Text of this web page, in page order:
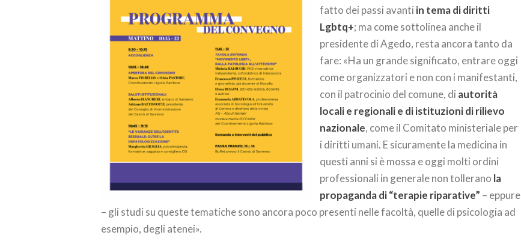
fatto dei passi avanti in tema di diritti
Lgbtq+; ma come sottolinea anche il
presidente di Agedo, resta ancora tanto da
fare: «Ha un grande significato, entrare oggi
come organizzatori e non con i manifestanti,
con il patrocinio del comune, di autorità
locali e regionali e di istituzioni di rilievo
nazionale, come il Comitato ministeriale per
i diritti umani. E sicuramente la medicina in
questi anni si è mossa e oggi molti ordini
professionali in generale non tollerano la
propaganda di “terapie riparative” – eppure
– gli studi su queste tematiche sono ancora poco presenti nelle facoltà, quelle di psicologia ad
esempio, degli atenei».